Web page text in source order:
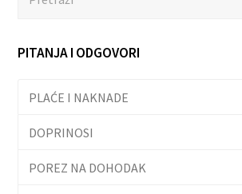
PITANJA I ODGOVORI
PLAĆE I NAKNADE
DOPRINOSI
POREZ NA DOHODAK